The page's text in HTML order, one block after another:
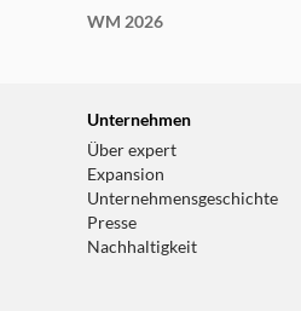
WM 2026
Unternehmen
Über expert
Expansion
Unternehmensgeschichte
Presse
Nachhaltigkeit